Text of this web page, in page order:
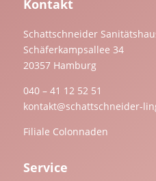
Kontakt
Schattschneider
Schäferkampsallee 34
20357 Hamburg
040 – 41 12 52 51
kontakt@schattschneider-
Filiale Colonnaden
Service